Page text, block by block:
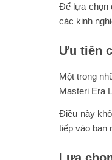
Để lựa chọn
các kinh
Ưu tiên
Một trong
Masteri Era
Điều này
tiếp vào ban
Lựa